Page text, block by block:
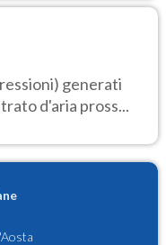
generati
d'aria pross...